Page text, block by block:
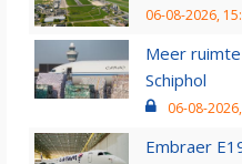
06-08-2026,
Meer
Schiphol
06-08-
Embraer